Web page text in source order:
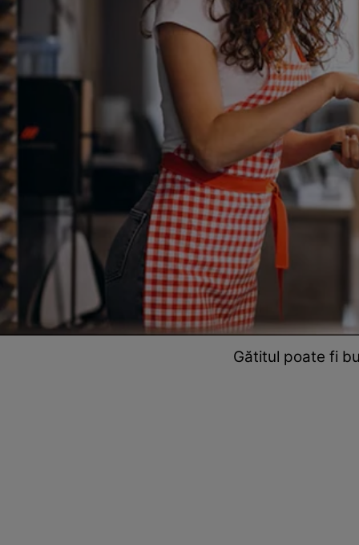
Gătitul poate fi